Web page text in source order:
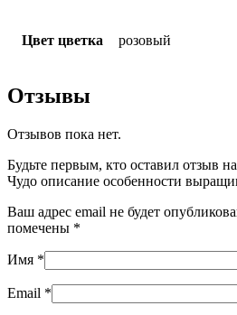
Цвет цветка розовый
Отзывы
Отзывов пока нет.
Будьте первым, кто оставил отзыв
Чудо описание особенности
Ваш адрес email не будет
помечены *
Имя *
Email *